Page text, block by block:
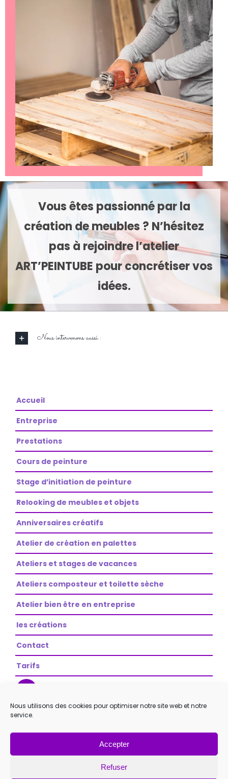
Nous utilisons des cookies pour optimiser notre site web et notre
service.
Accepter
Refuser
Vous êtes passionné par la
création de meubles ? N’hésitez
pas à rejoindre l’atelier
ART’PEINTUBE pour concrétiser vos
idées.
Nous intervenons aussi :
Accueil
Entreprise
Prestations
Cours de peinture
Stage d’initiation de peinture
Relooking de meubles et objets
Anniversaires créatifs
Atelier de création en palettes
Ateliers et stages de vacances
Ateliers composteur et toilette sèche
Atelier bien être en entreprise
les créations
Contact
Tarifs
Mentions légales|Politique de confidentialité